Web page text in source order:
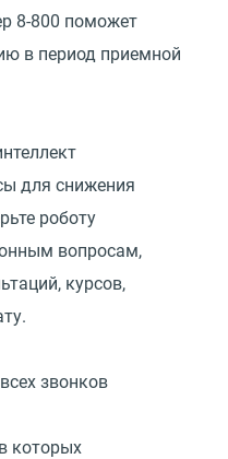
8-800 поможет
в период приемной
для снижения
роботу
вопросам,
курсов,
звонков
которых